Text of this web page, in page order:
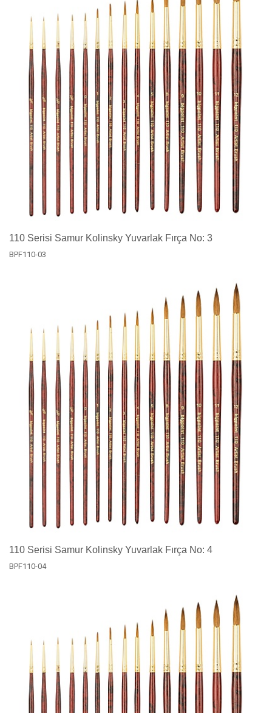
110 Serisi Samur Kolinsky Yuvarlak Fırça No: 3
BPF110-03
110 Serisi Samur Kolinsky Yuvarlak Fırça No: 4
BPF110-04